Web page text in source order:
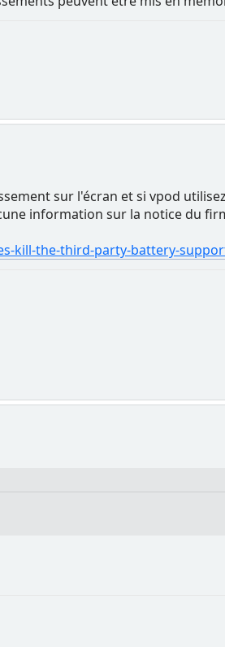
sur l'écran et si vpod
information sur la notice du
kill-the-third-party-battery-